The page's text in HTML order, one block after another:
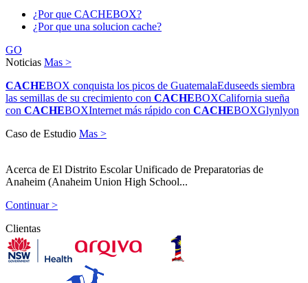
¿Por que CACHEBOX?
¿Por que una solucion cache?
GO
Noticias Mas >
CACHEBOX conquista los picos de GuatemalaEduseeds siembra
las semillas de su crecimiento con CACHEBOXCalifornia sueña
con CACHEBOXInternet más rápido con CACHEBOXGlynlyon
Caso de Estudio Mas >
Acerca de El Distrito Escolar Unificado de Preparatorias de
Anaheim (Anaheim Union High School...
Continuar >
Clientas